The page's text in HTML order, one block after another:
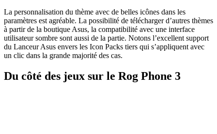
La personnalisation du thème avec de belles icônes dans les
paramètres est agréable. La possibilité de télécharger d’autres thèmes
à partir de la boutique Asus, la compatibilité avec une interface
utilisateur sombre sont aussi de la partie. Notons l’excellent support
du Lanceur Asus envers les Icon Packs tiers qui s’appliquent avec
un clic dans la grande majorité des cas.
Du côté des jeux sur le Rog Phone 3